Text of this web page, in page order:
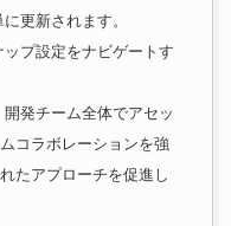
更新されます。
ップ設定をナビゲートす
発チーム全体でアセッ
コラボレーションを強
たアプローチを促進し